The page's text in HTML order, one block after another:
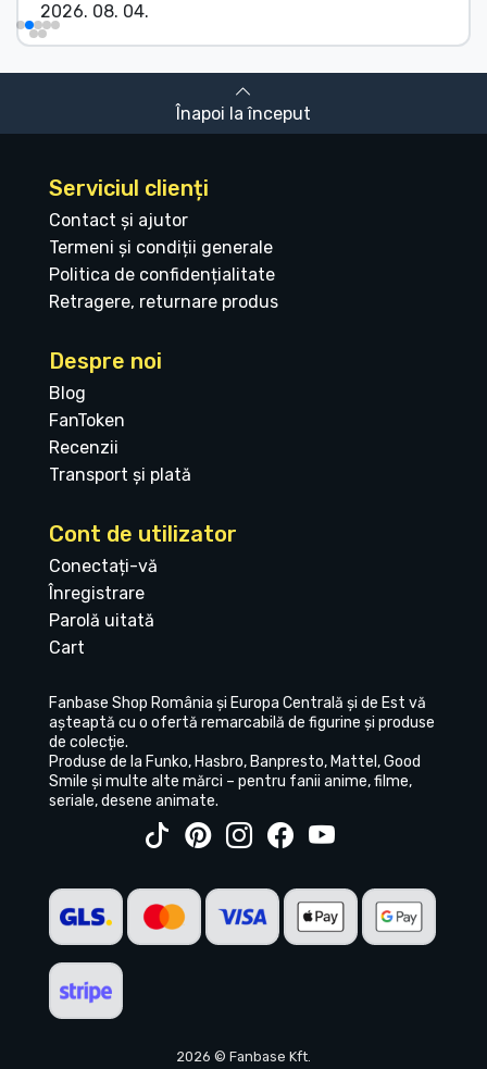
2026. 08. 04.
Înapoi la început
Serviciul clienți
Contact și ajutor
Termeni și condiții generale
Politica de confidențialitate
Retragere, returnare produs
Despre noi
Blog
FanToken
Recenzii
Transport și plată
Cont de utilizator
Conectați-vă
Înregistrare
Parolă uitată
Cart
Fanbase Shop România și Europa Centrală și de Est vă
așteaptă cu o ofertă remarcabilă de figurine și produse
de colecție.
Produse de la Funko, Hasbro, Banpresto, Mattel, Good
Smile și multe alte mărci – pentru fanii anime, filme,
seriale, desene animate.
2026 © Fanbase Kft.